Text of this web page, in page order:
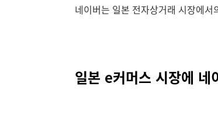
네이버는 일본 전자상거래 시장에
일본 e커머스 시장에 네